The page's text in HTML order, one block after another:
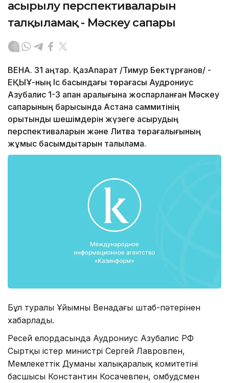
асырылу перспективаларын
талқыламақ - Мәскеу сапары
ВЕНА. 31 қаңтар. ҚазАқпарат /Тимур Бектұрғанов/ -
ЕҚЫҰ-ның Іс басындағы төрағасы Аудрониус
Азубалис 1-3 ақпан аралығына жоспарланған Мәскеу
сапарының барысында Астана саммитінің
қорытынды шешімдерін жүзеге асырудың
перспективаларын және Литва төрағалығының
жұмыс басымдықтарын талқыламақ.
Бұл туралы Ұйымның Венадағы штаб-пәтерінен
хабарлады.
Ресей елордасында Аудрониус Азубалис РФ
Сыртқы істер министрі Сергей Лавровпен,
Мемлекеттік Думаның халықаралық комитетінің
басшысы Константин Косачевпен, омбудсмен